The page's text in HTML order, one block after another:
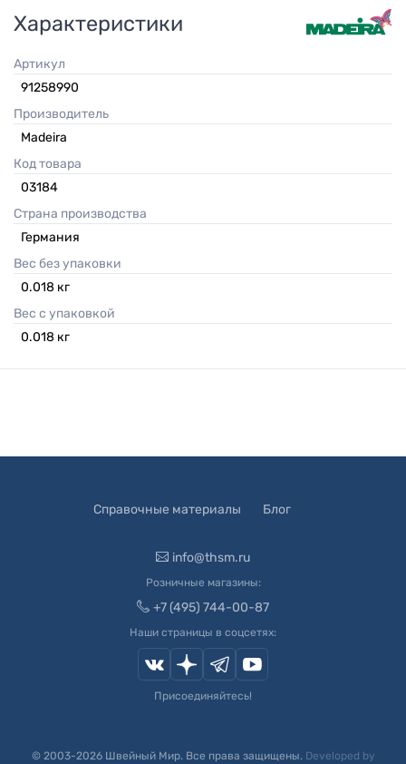
Характеристики
Артикул
91258990
Производитель
Madeira
Код товара
03184
Страна производства
Германия
Вес без упаковки
0.018 кг
Вес с упаковкой
0.018 кг
Справочные материалы Блог
info@thsm.ru
Розничные магазины:
+7 (495) 744-00-87
Наши страницы в соцсетях:
Присоединяйтесь!
© 2003-2026Швейный Мир. Все права защищены. Developed by